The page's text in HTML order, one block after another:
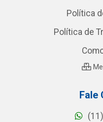
Política
Política de
Fale